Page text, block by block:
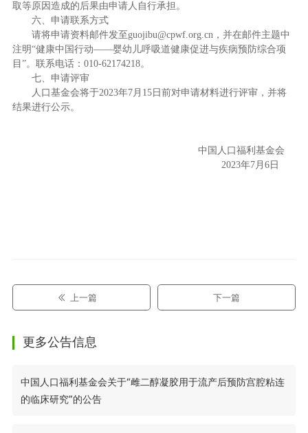
取等原因造成的后果由申请人自行承担。
六、申请联系方式
请将申请资料邮件发至guojibu@cpwf.org.cn，并在邮件主题中
注明“健康中国行动——婴幼儿呼吸道健康促进与疾病预防综合项
目”。联系电话：010-62174218。
七、申请评审
人口基金会将于2023年7月15日前对申请材料进行评审，并将
结果进行公示。
中国人口福利基金会
2023年7月6日
上一篇 下一篇
更多公告信息
中国人口福利基金会关于“雌二醇凝胶用于流产后预防宫腔粘连
的临床研究”的公告